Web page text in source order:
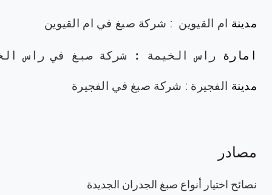
مدينة ام القيوين : شركة صبغ في ام القيوين
امارة راس الخيمة : شركة صبغ في راس
مدينة الفجيرة : شركة صبغ في الفجيرة
مصادر
نصائح اختيار أنواع صبغ الجدران الجديدة